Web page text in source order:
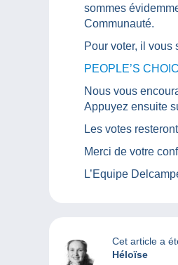
sommes
Communauté.
Pour voter, il vous
PEOPLE’S
Nous vous
Appuyez ensuite
Les votes
Merci de votre
L’Equipe
Cet article a
Héloïse